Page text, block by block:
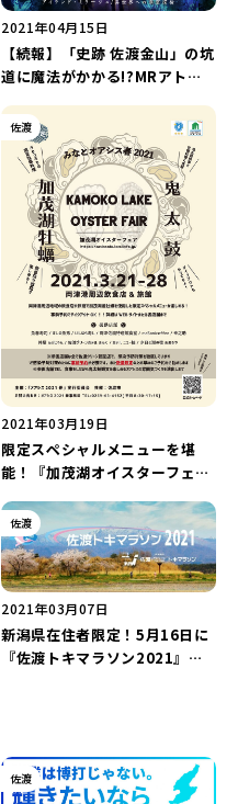
2021年04月15日
【続報】「史跡 佐渡金山」の坑
道に魔法がかかる!?MRアトラ
MIRRORGE（アイランド・ミ
ラージュ）』が4月16日オープ
ン！
佐渡
2021年03月19日
限定スペシャルメニューを堪
能！『加茂湖オイスターフェ
佐渡
2021年03月07日
新潟県在住者限定！5月16日に
『佐渡トキマラソン2021』開
佐渡